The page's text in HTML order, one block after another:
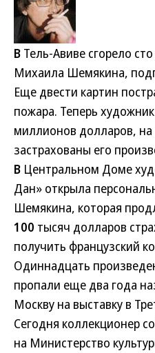
В Тель-Авиве сгорело
Михаила Шемякина,
Еще двести картин
пожара. Теперь
миллионов долларов,
застрахованы его
В Центральном Доме
Дан» открыла
Шемякина, которая
100 тысяч долларов
получить французский
Одиннадцать
пропали еще два года
Москву на выставку в
Сегодня коллекционер
на Министерство